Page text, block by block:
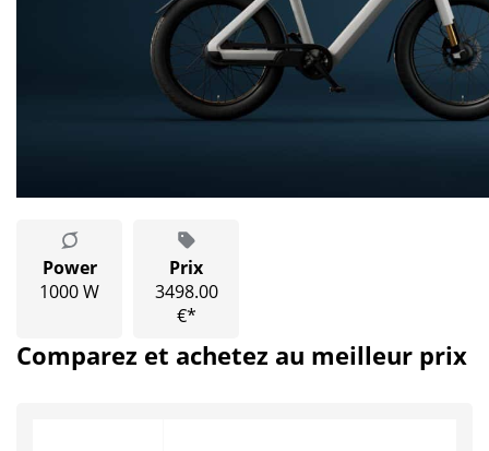
Power
1000 W
Prix
3498.00
€*
Comparez et achetez au meilleur prix